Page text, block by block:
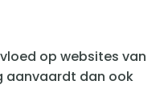
op websites van
aanvaardt dan ook